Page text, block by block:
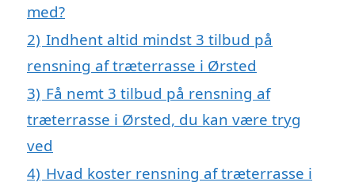
med?
2) Indhent altid mindst 3 tilbud på
rensning af træterrasse i Ørsted
3) Få nemt 3 tilbud på rensning af
træterrasse i Ørsted, du kan være tryg
ved
4) Hvad koster rensning af træterrasse i